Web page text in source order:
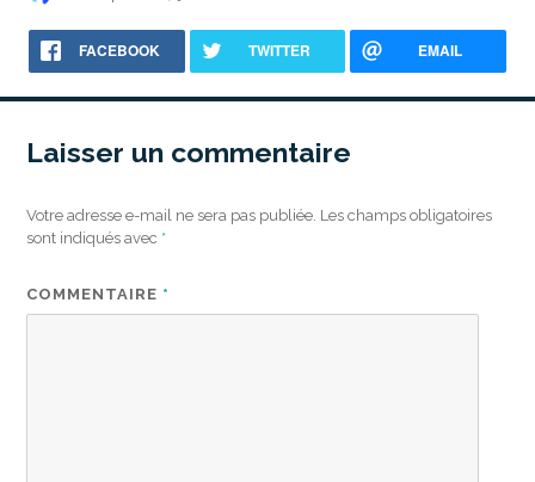
FACEBOOK TWITTER EMAIL
Laisser un commentaire
Votre adresse e-mail ne sera pas publiée. Les champs obligatoires
sont indiqués avec *
COMMENTAIRE *